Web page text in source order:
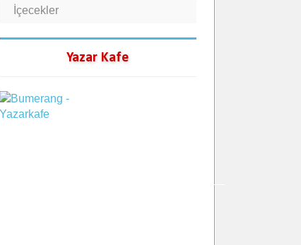
İçecekler
Yazar Kafe